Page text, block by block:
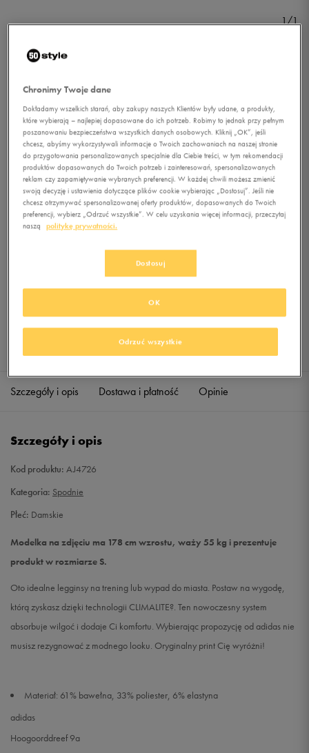
1/1
ADIDAS SPODNIE PAPERPR
TIGHT
0.0(0 )
29,99zł z Vat
+ 150 PKT WKLUBIE 50 STYLE
Jeśli artykuł będzie ponownie dostępny, otrzymasz od nas powiadomienie.
Wybierz rozmiar
S Powiadom o dostępności
M Powiadom o dostępności
Sprawdź dostępność w salonach
Szczegóły i opis Dostawa i płatność Opinie
Szczegóły i opis
Kod produktu: AJ4726
Kategoria: Spodnie
Płeć: Damskie
Modelka na zdjęciu ma 178 cm wzrostu, waży 55 kg i prezentuje
produkt w rozmiarze S.
Oto idealne legginsy na trening lub wypad do miasta. Postaw na wygodę,
którą zyskasz dzięki technologii CLIMALITE?. Ten nowoczesny system
absorbuje wilgoć i dodaje Ci komfortu. Wybierając propozycję od adidas nie
musisz rezygnować z modnego looku. Oryginalny print Cię wyróżni!
Materiał: 61% bawełna, 33% poliester, 6% elastyna
adidas
Hoogoorddreef 9a
Chronimy Twoje dane
Dokładamy wszelkich starań, aby zakupy naszych Klientów były udane, a produkty,
które wybierają – najlepiej dopasowane do ich potrzeb. Robimy to jednak przy pełnym
poszanowaniu bezpieczeństwa wszystkich danych osobowych. Kliknij „OK”, jeśli
chcesz, abyśmy wykorzystywali informacje o Twoich zachowaniach na naszej stronie
do przygotowania personalizowanych specjalnie dla Ciebie treści, w tym rekomendacji
produktów dopasowanych do Twoich potrzeb i zainteresowań, spersonalizowanych
reklam czy zapamiętywanie wybranych preferencji. W każdej chwili możesz zmienić
swoją decyzję i ustawienia dotyczące plików cookie wybierając „Dostosuj”. Jeśli nie
chcesz otrzymywać spersonalizowanej oferty produktów, dopasowanych do Twoich
preferencji, wybierz „Odrzuć wszystkie”. W celu uzyskania więcej informacji, przeczytaj
naszą politykę prywatności.
Dostosuj
Odrzuć wszystkie
OK